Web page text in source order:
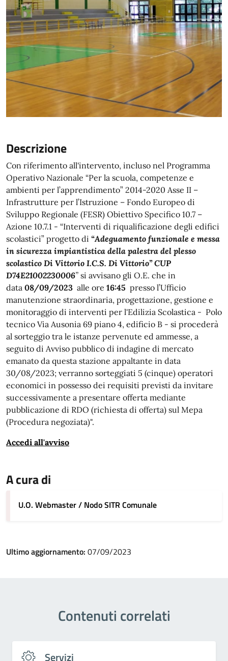
Descrizione
Con riferimento all'intervento, incluso nel Programma
Operativo Nazionale “Per la scuola, competenze e
ambienti per l’apprendimento” 2014-2020 Asse II –
Infrastrutture per l’Istruzione – Fondo Europeo di
Sviluppo Regionale (FESR) Obiettivo Specifico 10.7 –
Azione 10.7.1 - “Interventi di riqualificazione degli edifici
scolastici” progetto di “Adeguamento funzionale e messa
in sicurezza impiantistica della palestra del plesso
scolastico Di Vittorio I.C.S. Di Vittorio” CUP
D74E21002230006” si avvisano gli O.E. che in
data 08/09/2023 alle ore 16:45 presso l’Ufficio
manutenzione straordinaria, progettazione, gestione e
monitoraggio di interventi per l'Edilizia Scolastica - Polo
tecnico Via Ausonia 69 piano 4, edificio B - si procederà
al sorteggio tra le istanze pervenute ed ammesse, a
seguito di Avviso pubblico di indagine di mercato
emanato da questa stazione appaltante in data
30/08/2023; verranno sorteggiati 5 (cinque) operatori
economici in possesso dei requisiti previsti da invitare
successivamente a presentare offerta mediante
pubblicazione di RDO (richiesta di offerta) sul Mepa
(Procedura negoziata)".
Accedi all'avviso
A cura di
U.O. Webmaster / Nodo SITR Comunale
Ultimo aggiornamento: 07/09/2023
Contenuti correlati
Servizi